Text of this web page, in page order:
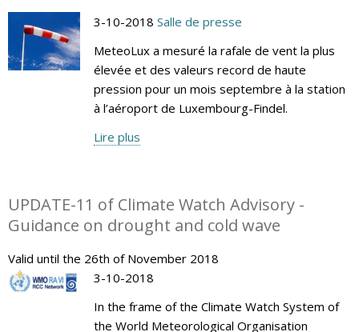
3-10-2018 Salle de presse
MeteoLux a mesuré la rafale de vent la plus
élevée et des valeurs record de haute
pression pour un mois septembre à la station
à l’aéroport de Luxembourg-Findel.
Lire plus
UPDATE-11 of Climate Watch Advisory -
Guidance on drought and cold wave
Valid until the 26th of November 2018
3-10-2018
In the frame of the Climate Watch System of
the World Meteorological Organisation